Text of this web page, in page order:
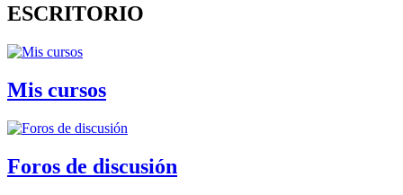
ESCRITORIO
Mis cursos
Foros de discusión